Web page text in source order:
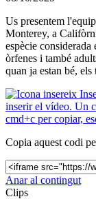
Us presentem
Monterey, a
espècie
òrfenes i també
quan ja estan bé, els
inserir el vídeo. Un
cmd+c per copiar,
Copia aquest codi
Anar al contingut
Clips